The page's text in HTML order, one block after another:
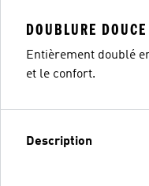
DOUBLURE DOUCE
Entièrement doublé
et le confort.
Description